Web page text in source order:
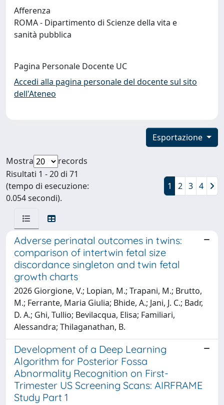
Afferenza
ROMA - Dipartimento di Scienze della vita e
sanità pubblica
Pagina Personale Docente UC
Accedi alla pagina personale del docente sul sito
dell'Ateneo
Esportazione
Mostra
records
Risultati 1 - 20 di 71
(tempo di esecuzione:
0.054 secondi).
1 2 3 4
Adverse perinatal outcomes in twins:
comparison of intertwin fetal size
discordance singleton and twin fetal
growth charts
2026 Giorgione, V.; Lopian, M.; Trapani, M.; Brutto,
M.; Ferrante, Maria Giulia; Bhide, A.; Jani, J. C.; Badr,
D. A.; Ghi, Tullio; Bevilacqua, Elisa; Familiari,
Alessandra; Thilaganathan, B.
Development of a Deep Learning
Algorithm for Posterior Fossa
Abnormality Recognition on First-
Trimester US Screening Scans: AIRFRAME
Study Part 1